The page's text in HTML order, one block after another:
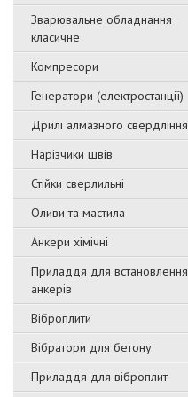
Зварювальне обладнання
класичне
Компресори
Генератори (електростанції)
Дрилі алмазного свердління
Нарізчики швів
Стійки сверлильні
Оливи та мастила
Анкери хімічні
Приладдя для встановлення
анкерів
Віброплити
Вібратори для бетону
Приладдя для віброплит